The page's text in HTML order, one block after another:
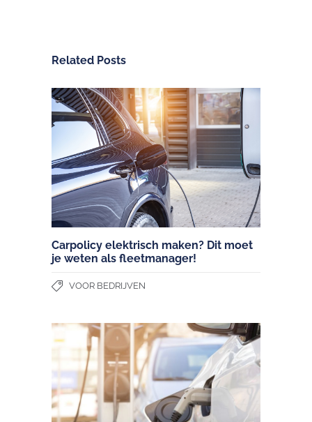
Related Posts
Carpolicy elektrisch maken? Dit moet
je weten als fleetmanager!
VOOR BEDRIJVEN